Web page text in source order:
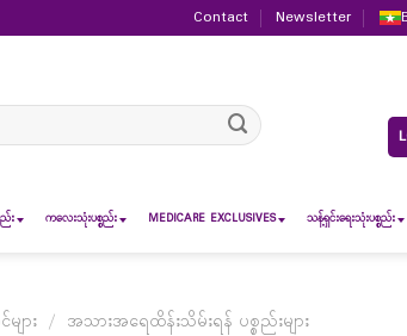
Contact Newsletter
း ကလေးသုံးပစ္စည်း MEDICARE EXCLUSIVES သန့်ရှင်းရေးသုံးပစ္စည်း
ျား / အသားအရေထိန်းသိမ်းရန် ပစ္စည်းများ